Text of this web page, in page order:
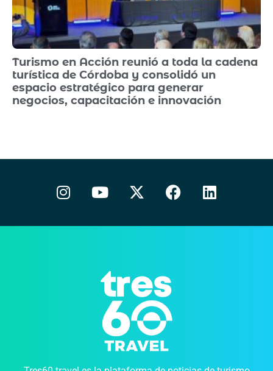
Turismo en Acción reunió a toda la cadena
turística de Córdoba y consolidó un
espacio estratégico para generar
negocios, capacitación e innovación